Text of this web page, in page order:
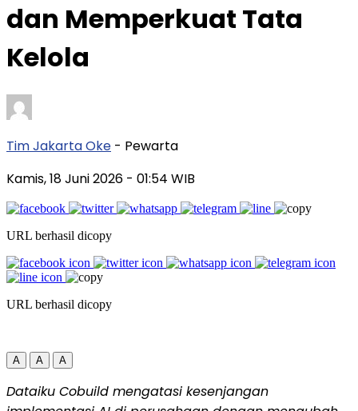
dan Memperkuat Tata
Kelola
Tim Jakarta Oke - Pewarta
Kamis, 18 Juni 2026 - 01:54 WIB
URL berhasil dicopy
URL berhasil dicopy
A A A
Dataiku Cobuild mengatasi kesenjangan